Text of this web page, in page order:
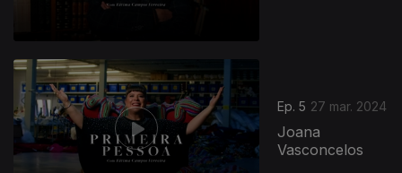
Ep. 5 27 mar. 2024
Joana
Vasconcelos